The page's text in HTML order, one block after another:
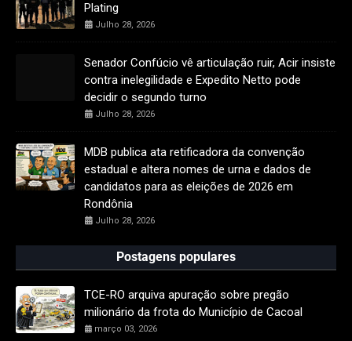
Plating
Julho 28, 2026
Senador Confúcio vê articulação ruir, Acir insiste
contra inelegilidade e Expedito Netto pode
decidir o segundo turno
Julho 28, 2026
MDB publica ata retificadora da convenção
estadual e altera nomes de urna e dados de
candidatos para as eleições de 2026 em
Rondônia
Julho 28, 2026
Postagens populares
TCE-RO arquiva apuração sobre pregão
milionário da frota do Município de Cacoal
março 03, 2026